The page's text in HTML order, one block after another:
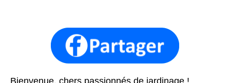
Bienvenue, chers passionnés de jardinage !